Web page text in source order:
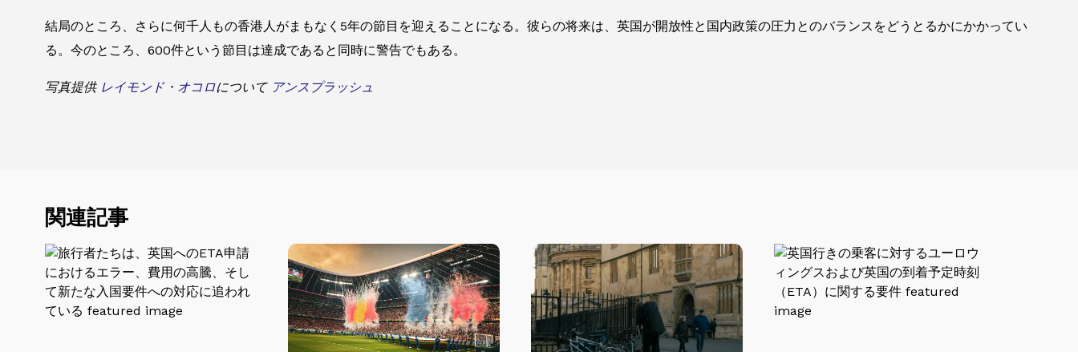
結局のところ、さらに何千人もの香港人がまもなく5年の節目を迎えることになる。彼らの将来は、英国が開放性と国内政策の圧力とのバランスをどうとるかにかかってい
る。今のところ、600件という節目は達成であると同時に警告でもある。
写真提供 レイモンド・オコロについて アンスプラッシュ
関連記事